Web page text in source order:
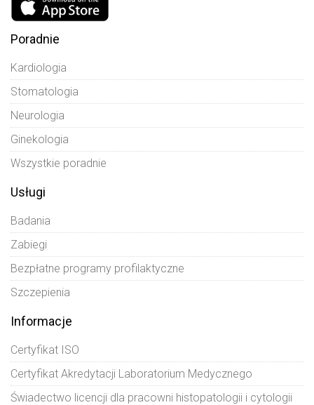
Poradnie
Kardiologia
Stomatologia
Neurologia
Ginekologia
Wszystkie poradnie
Usługi
Badania
Zabiegi
Bezpłatne programy profilaktyczne
Szczepienia
Informacje
Certyfikat ISO
Certyfikat Akredytacji Laboratorium Medycznego
Świadectwo licencji dla pracowni histopatologii i cytologii